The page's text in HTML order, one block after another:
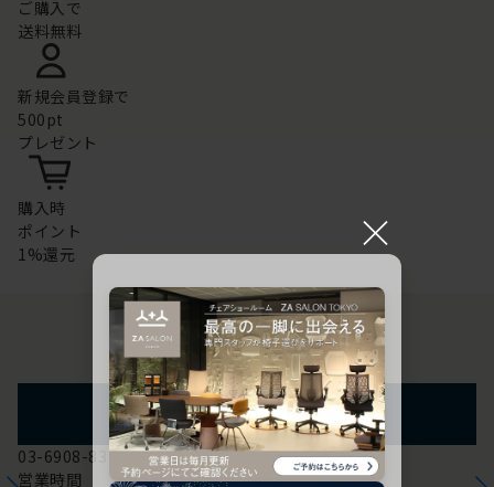
ご購入で
送料無料
新規会員登録で
500pt
プレゼント
購入時
ポイント
1%還元
お問い合わせ
フォームからのお問い合わせ
03-6908-8370
営業時間
×